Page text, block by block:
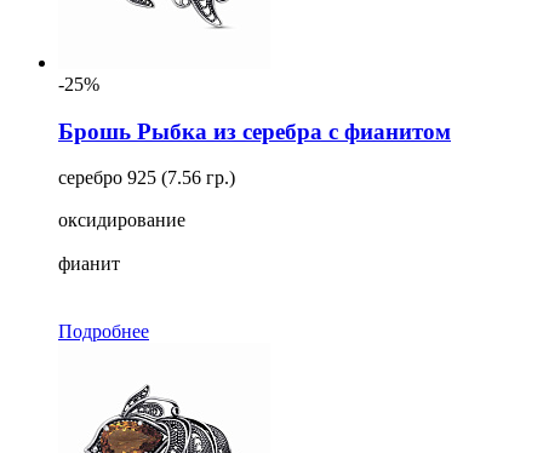
-25%
Брошь Рыбка из серебра с фианитом
серебро 925 (7.56 гр.)
оксидирование
фианит
Подробнее